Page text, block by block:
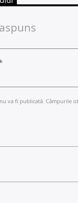
va fi publicată. Câmpurile